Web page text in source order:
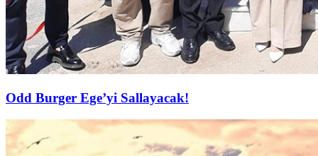
Odd Burger Ege’yi Sallayacak!